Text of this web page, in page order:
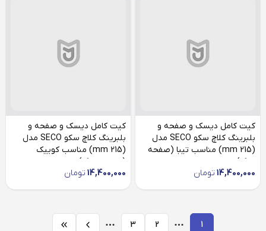
کیت کامل دیسک و صفحه و
بلبرینگ کلاچ سکو SECO مدل
(215 mm) مناسب تیبا (صفحه
بزرگ)
14,400,000 تومان
کیت کامل دیسک و صفحه و
بلبرینگ کلاچ سکو SECO مدل
(215 mm) مناسب کوییک
(صفحه بزرگ)
14,400,000 تومان
1
2
3